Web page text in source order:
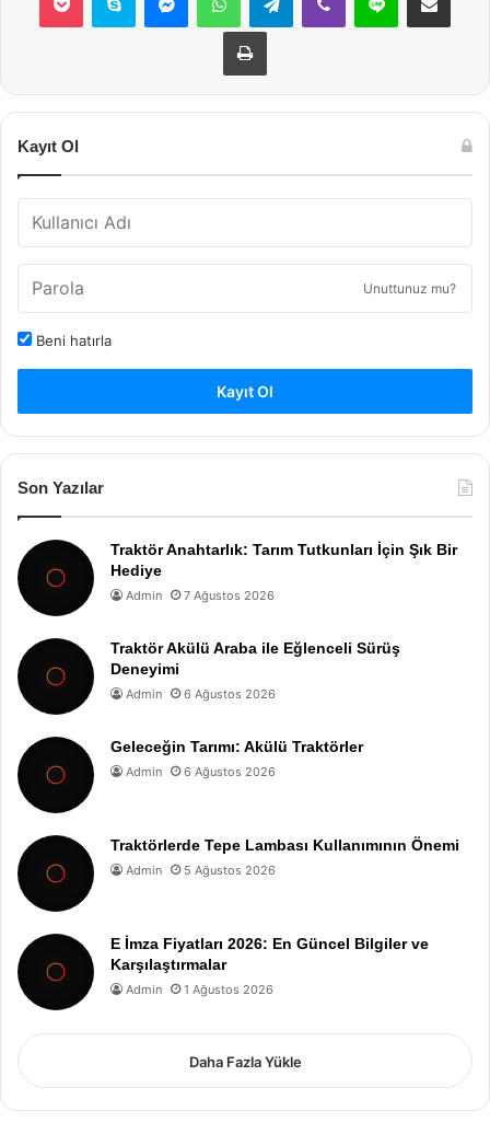
Yazdır
Kayıt Ol
Unuttunuz mu?
Beni hatırla
Kayıt Ol
Son Yazılar
Traktör Anahtarlık: Tarım Tutkunları İçin Şık Bir
Hediye
Admin 7 Ağustos 2026
Traktör Akülü Araba ile Eğlenceli Sürüş
Deneyimi
Admin 6 Ağustos 2026
Geleceğin Tarımı: Akülü Traktörler
Admin 6 Ağustos 2026
Traktörlerde Tepe Lambası Kullanımının Önemi
Admin 5 Ağustos 2026
E İmza Fiyatları 2026: En Güncel Bilgiler ve
Karşılaştırmalar
Admin 1 Ağustos 2026
Daha Fazla Yükle